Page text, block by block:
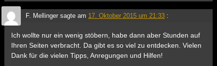
F. Mellingersagte am 17. Oktober 2015 um 21:33 :
Ich wollte nur ein wenig stöbern, habe dann aber Stunden auf
Ihren Seiten verbracht. Da gibt es so viel zu entdecken. Vielen
Dank für die vielen Tipps, Anregungen und Hilfen!